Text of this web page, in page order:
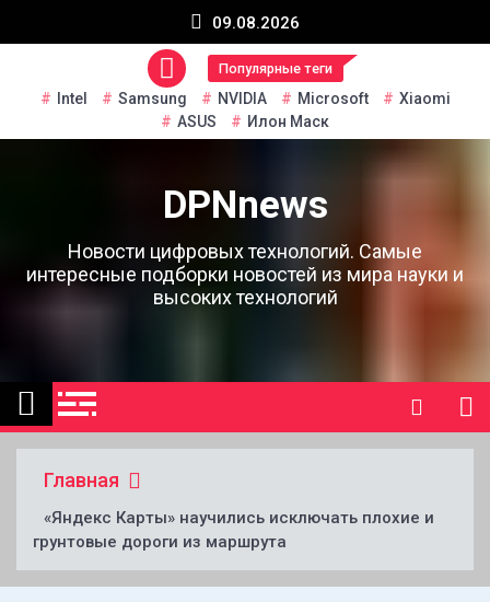
09.08.2026
Популярные теги
Intel Samsung NVIDIA Microsoft
Xiaomi
ASUS
Илон Маск
DPNnews
Новости цифровых технологий. Самые
интересные подборки новостей из мира науки и
высоких технологий
Главная
«Яндекс Карты» научились исключать плохие и
грунтовые дороги из маршрута